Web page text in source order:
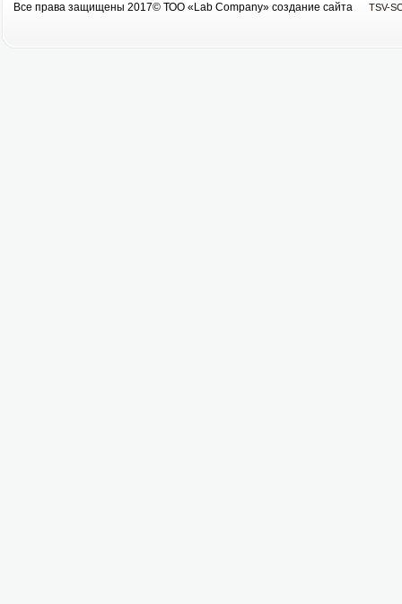
Все права защищены 2017© ТОО «Lab Company» cоздание сайта TSV-